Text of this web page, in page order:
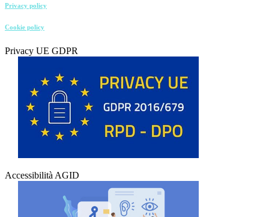
Privacy policy
Cookie policy
Privacy UE GDPR
Accessibilità AGID